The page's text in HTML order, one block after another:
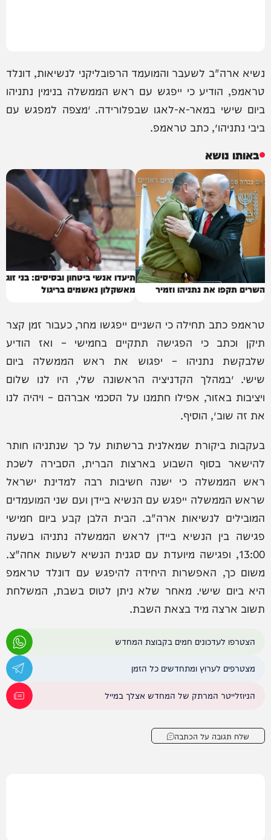
נשיא ארה"ב לשעבר והמועמד הרפובליקני לנשיאות, דונלד
טראמפ, הודיע כי ייפגש עם ראש הממשלה בנימין נתניהו
ביום שישי במאר-א-לאגו שבפלורידה. ״מצפה למפגש עם
ביבי נתניהו״, כתב טראמפ.
באותו נושא
השרים תקפו את נתניהו וזמיר
תיעדו אנשי ביטחון ובסיסים: בני זוג
מאשקלון נאשמים בריגול
טראמפ כתב תחילה כי השניים ייפגשו מחר, כעבור זמן קצר
תיקן וכתב כי הפגישה תתקיים בחמישי – ואז הודיע
שלבקשת נתניהו – יפגוש את ראש הממשלה ביום
שישי. ״במהלך הקדניציה הראשונה שלי, היו לנו שלום
ויציבות באזור, אפילו חתמנו על הסכמי אברהם – ויהיה לנו
את זה שוב״, הוסיף.
בעקבות ביקורת שמאלנית ברשתות על כך שנתניהו חותר
להישאר בסוף השבוע בארצות הברית, הסבירה לשכת
ראש הממשלה כי ישנה חשיבות רבה למדינת ישראל
שראש הממשלה ייפגש עם הנשיא ביידן ועם שני המועמדים
המובילים לנשיאות ארה"ב. הבית הלבן קבע ביום חמישי
פגישה בין הנשיא ביידן לראש הממשלה נתניהו בשעה
13:00, ופגישה מיועדת עם סגנית הנשיא לשעות אחה"צ.
משום כך, האפשרות היחידה להיפגש עם דונלד טראמפ
היא ביום שישי. מאחר שלא ניתן לטוס בשבת, המשלחת
תשוב ארצה מיד בצאת השבת.
הצטרפו לעדכונים חמים בקבוצת המחדש
מצטרפים לערוץ ומתחדשים כל הזמן
הניוזלייטר המרתק של המחדש אצלך במייל
שלח תגובה על הכתבה